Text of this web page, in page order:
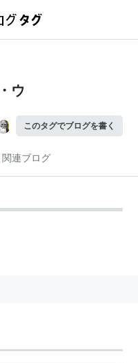
ウ
このタグでブログを書く
関連ブログ